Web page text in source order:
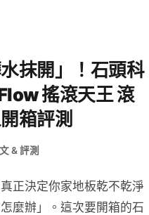
抹開」！石頭科
搖滾天王 滾
箱評測
& 評測
正決定你家地板乾不乾淨
麼辦」。這次要開箱的石